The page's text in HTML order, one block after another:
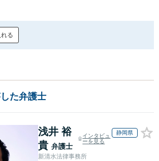
る
た弁護士
浅井 裕
貴 弁護士
インタビュ
ーを見る
静岡県
新清水法律事務所